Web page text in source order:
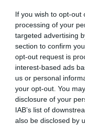
If you wish to opt-out
processing of your
targeted advertising
section to confirm
opt-out request is
interest-based ads
us or personal
your opt-out. You
disclosure of your
IAB’s list of
also be disclosed by